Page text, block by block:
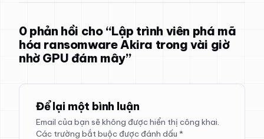
0 phản hồi cho “Lập trình viên phá mã
hóa ransomware Akira trong vài giờ
nhờ GPU đám mây”
Để lại một bình luận
Email của bạn sẽ không được hiển thị công khai.
Các trường bắt buộc được đánh dấu *